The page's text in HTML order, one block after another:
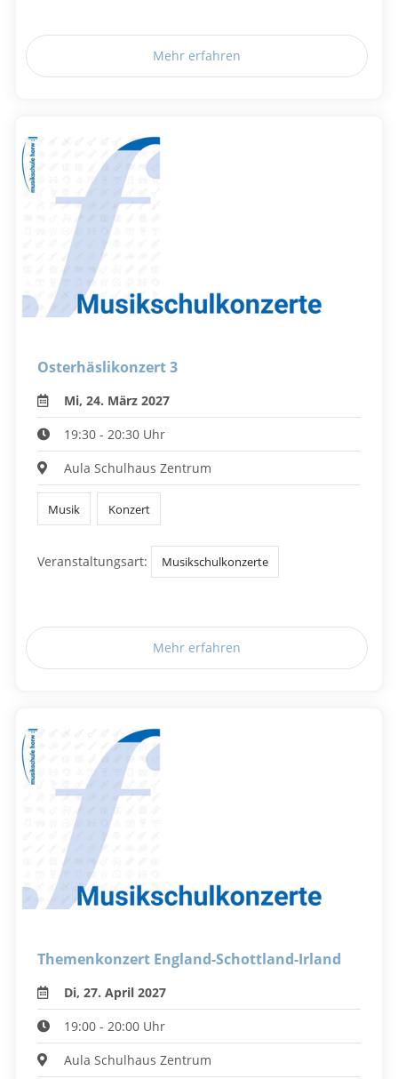
Mehr erfahren
Osterhäslikonzert 3
Mi, 24. März 2027
19:30 - 20:30 Uhr
Aula Schulhaus Zentrum
Musik Konzert
Veranstaltungsart: Musikschulkonzerte
Mehr erfahren
Themenkonzert England-Schottland-Irland
Di, 27. April 2027
19:00 - 20:00 Uhr
Aula Schulhaus Zentrum